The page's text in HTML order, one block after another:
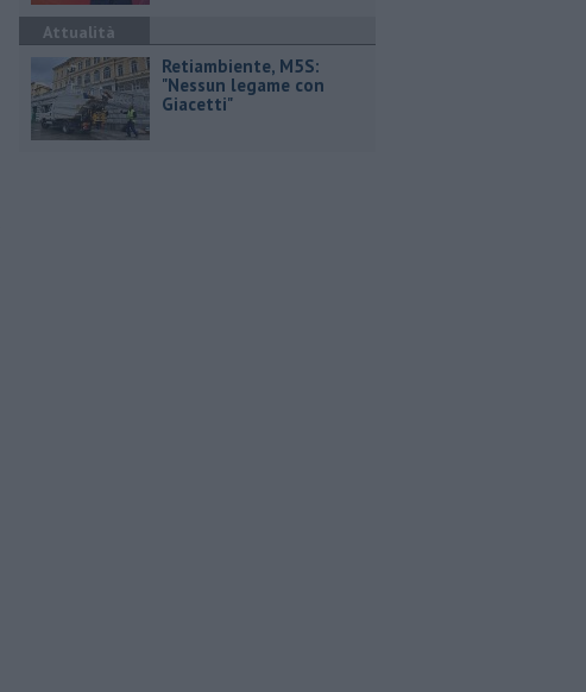
Attualità
Retiambiente, M5S:
"Nessun legame con
Giacetti"